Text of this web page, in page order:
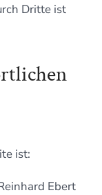
Dritte ist
ist:
Ebert